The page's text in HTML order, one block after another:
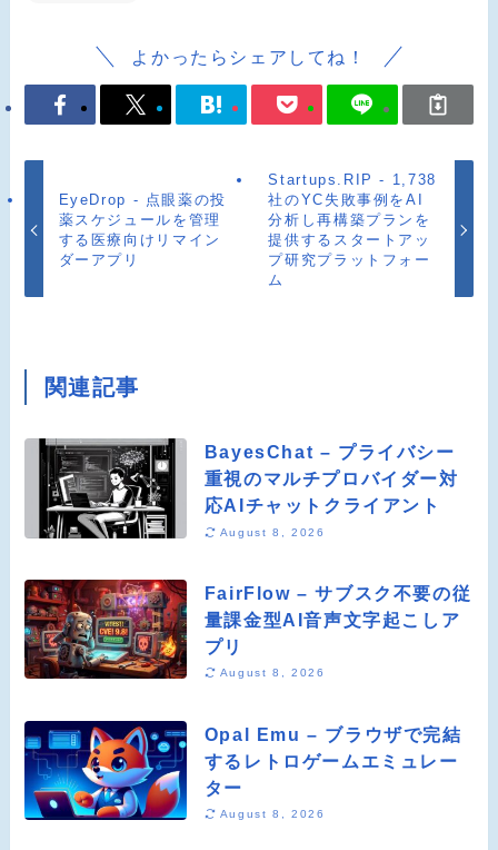
よかったらシェアしてね！
EyeDrop - 点眼薬の投
薬スケジュールを管理
する医療向けリマイン
ダーアプリ
Startups.RIP - 1,738
社のYC失敗事例をAI
分析し再構築プランを
提供するスタートアッ
プ研究プラットフォー
ム
関連記事
BayesChat – プライバシー
重視のマルチプロバイダー対
応AIチャットクライアント
August 8, 2026
FairFlow – サブスク不要の従
量課金型AI音声文字起こしア
プリ
August 8, 2026
Opal Emu – ブラウザで完結
するレトロゲームエミュレー
ター
August 8, 2026